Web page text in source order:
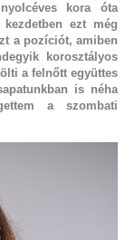
kora óta
ezt még
a pozíciót, amiben
korosztályos
a felnőtt együttes
is néha
a szombati